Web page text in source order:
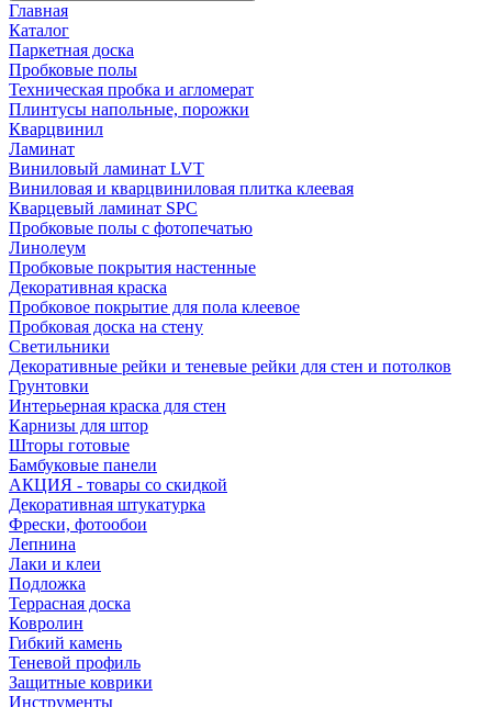
Главная
Каталог
Паркетная доска
Пробковые полы
Техническая пробка и агломерат
Плинтусы напольные, порожки
Кварцвинил
Ламинат
Виниловый ламинат LVT
Виниловая и кварцвиниловая плитка клеевая
Кварцевый ламинат SPC
Пробковые полы с фотопечатью
Линолеум
Пробковые покрытия настенные
Декоративная краска
Пробковое покрытие для пола клеевое
Пробковая доска на стену
Светильники
Декоративные рейки и теневые рейки для стен и потолков
Грунтовки
Интерьерная краска для стен
Карнизы для штор
Шторы готовые
Бамбуковые панели
АКЦИЯ - товары со скидкой
Декоративная штукатурка
Фрески, фотообои
Лепнина
Лаки и клеи
Подложка
Террасная доска
Ковролин
Гибкий камень
Теневой профиль
Защитные коврики
Инструменты